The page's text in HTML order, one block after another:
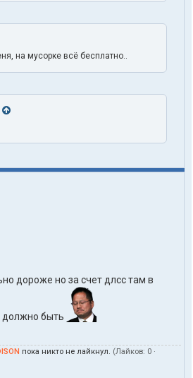
на мусорке всё бесплатно..
дороже но за счет длсс там в
должно быть
пока никто не лайкнул. (Лайков: 0 ·